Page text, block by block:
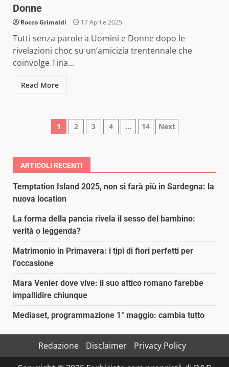
Donne
Rocco Grimaldi 17 Aprile 2025
Tutti senza parole a Uomini e Donne dopo le
rivelazioni choc su un’amicizia trentennale che
coinvolge Tina...
Read More
Paginazione
articoli
1 2 3 4 … 14 Next
ARTICOLI RECENTI
Temptation Island 2025, non si farà più in Sardegna: la
nuova location
La forma della pancia rivela il sesso del bambino:
verità o leggenda?
Matrimonio in Primavera: i tipi di fiori perfetti per
l’occasione
Mara Venier dove vive: il suo attico romano farebbe
impallidire chiunque
Mediaset, programmazione 1° maggio: cambia tutto
Redazione Disclaimer
Privacy Policy